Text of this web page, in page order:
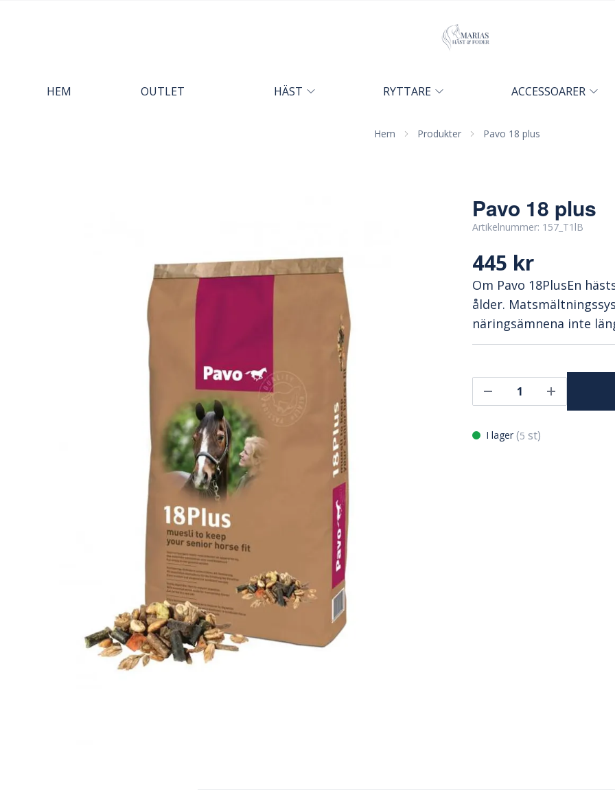
HEM OUTLET HÄST RYTTARE ACCESSOARER
Hem Produkter Pavo 18 plus
Pavo 18 plus
Artikelnummer: 157_T1lB
445 kr
Om Pavo 18PlusEn
ålder.
näringsämnena inte
I lager (5 st)